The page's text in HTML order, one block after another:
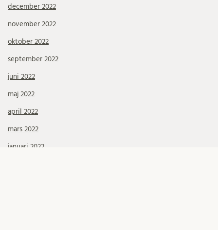
december 2022
november 2022
oktober 2022
september 2022
juni 2022
maj 2022
april 2022
mars 2022
januari 2022